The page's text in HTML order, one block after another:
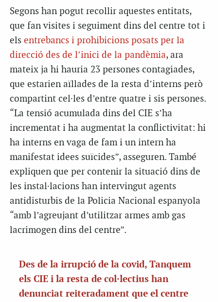
Segons han pogut recollir aquestes entitats,
que fan visites i seguiment dins del centre tot i
els entrebancs i prohibicions posats per la
direcció des de l’inici de la pandèmia, ara
mateix ja hi hauria 23 persones contagiades,
que estarien aïllades de la resta d’interns però
compartint cel·les d’entre quatre i sis persones.
“La tensió acumulada dins del CIE s’ha
incrementat i ha augmentat la conflictivitat: hi
ha interns en vaga de fam i un intern ha
manifestat idees suïcides”, asseguren. També
expliquen que per contenir la situació dins de
les instal·lacions han intervingut agents
antidisturbis de la Policia Nacional espanyola
“amb l’agreujant d’utilitzar armes amb gas
lacrimogen dins del centre”.
Des de la irrupció de la covid, Tanquem
els CIE i la resta de col·lectius han
denunciat reiteradament que el centre